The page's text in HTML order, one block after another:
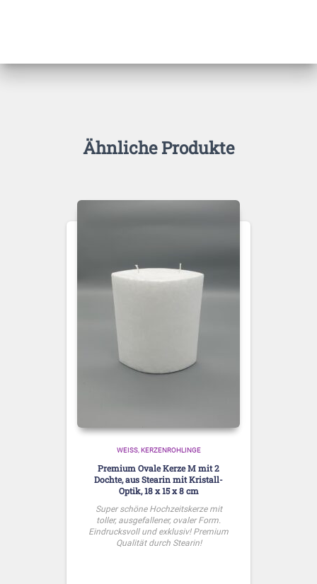
Ähnliche Produkte
WEISS KERZENROHLINGE
Premium Ovale Kerze M mit 2
Dochte, aus Stearin mit Kristall-
Optik, 18 x 15 x 8 cm
Super schöne Hochzeitskerze mit
toller, ausgefallener, ovaler Form.
Eindrucksvoll und exklusiv! Premium
Qualität durch Stearin!